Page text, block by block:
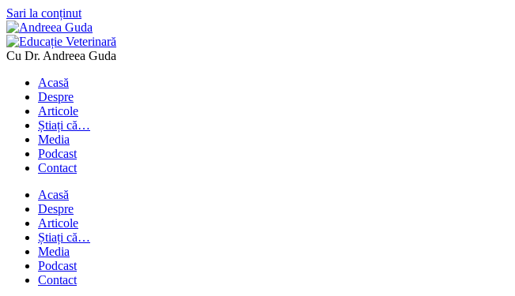
Sari la conținut
Cu Dr. Andreea Guda
Acasă
Despre
Articole
Știați că…
Media
Podcast
Contact
Acasă
Despre
Articole
Știați că…
Media
Podcast
Contact